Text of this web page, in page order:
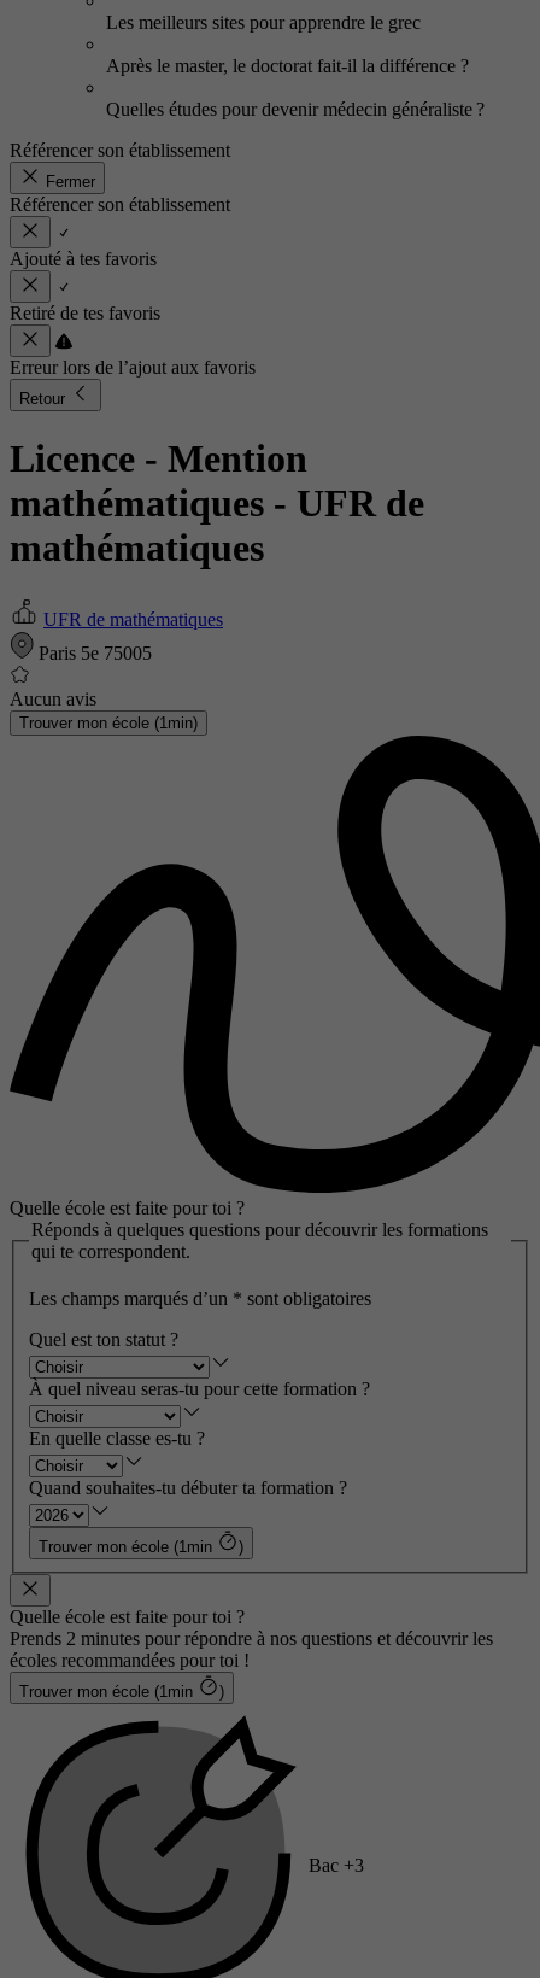
Les meilleurs sites pour apprendre le grec
Après le master, le doctorat fait-il la différence ?
Quelles études pour devenir médecin généraliste ?
Référencer son établissement
Fermer
Référencer son établissement
Ajouté à tes favoris
Retiré de tes favoris
Erreur lors de l’ajout aux favoris
Retour
Licence - Mention
mathématiques - UFR de
mathématiques
UFR de mathématiques
Paris 5e 75005
Aucun avis
Trouver mon école (1min)
Quelle école est faite pour toi ?
Réponds à quelques questions pour découvrir les formations
qui te correspondent.
Les champs marqués d’un * sont obligatoires
Quel est ton statut ?
À quel niveau seras-tu pour cette formation ?
En quelle classe es-tu ?
Quand souhaites-tu débuter ta formation ?
Trouver mon école (1min )
Quelle école est faite pour toi ?
Prends 2 minutes pour répondre à nos questions et découvrir les
écoles recommandées pour toi !
Trouver mon école (1min )
Bac +3